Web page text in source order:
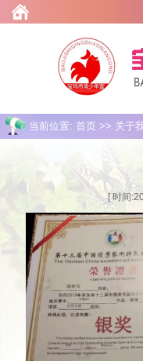
当前位置: 首页 >> 关于
[ 时间